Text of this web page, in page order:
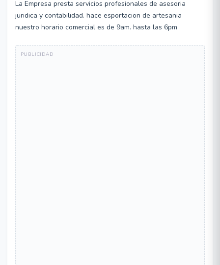
La Empresa presta servicios profesionales de asesoria
juridica y contabilidad. hace esportacion de artesania
nuestro horario comercial es de 9am. hasta las 6pm